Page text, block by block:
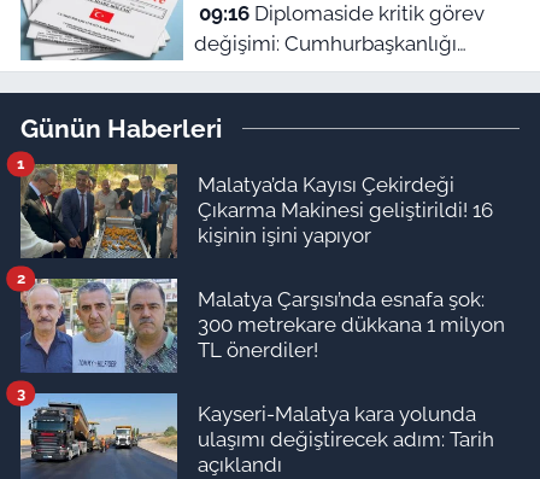
09:16Diplomaside kritik görev
değişimi: Cumhurbaşkanlığı
kararıyla yeni büyükelçi atamaları
Günün Haberleri
Malatya’da Kayısı Çekirdeği
Çıkarma Makinesi geliştirildi! 16
kişinin işini yapıyor
1
Malatya Çarşısı’nda esnafa şok:
300 metrekare dükkana 1 milyon
TL önerdiler!
2
Kayseri-Malatya kara yolunda
ulaşımı değiştirecek adım: Tarih
açıklandı
3